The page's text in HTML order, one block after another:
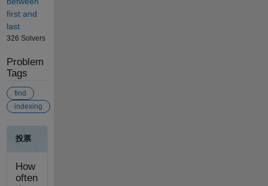
first and
last
326 Solvers
Problem
Tags
find
indexing